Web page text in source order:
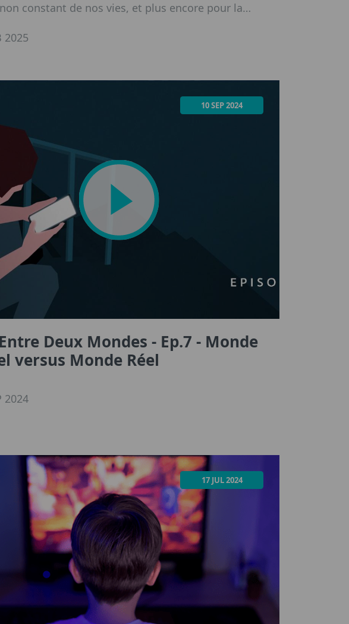
constant de nos vies, et plus encore pour la
d'écrans, qu'il s'agisse de smartphones, de tablettes,
2025
10 SEP 2024
Deux Mondes - Ep.7 - Monde
versus Monde Réel
2024
17 JUL 2024